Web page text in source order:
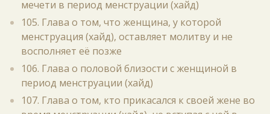
мечети в период менструации (хайд)
105. Глава о том, что женщина, у которой
менструация (хайд), оставляет молитву и не
восполняет её позже
106. Глава о половой близости с женщиной в
период менструации (хайд)
107. Глава о том, кто прикасался к своей жене во